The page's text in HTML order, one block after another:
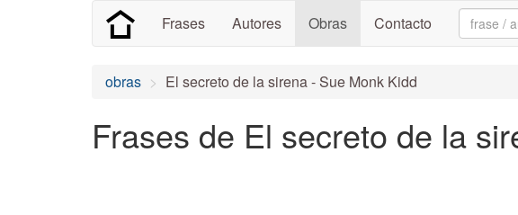
Frases Autores Obras Contacto Search:
obras El secreto de la sirena - Sue Monk Kidd
Frases de El secreto de la